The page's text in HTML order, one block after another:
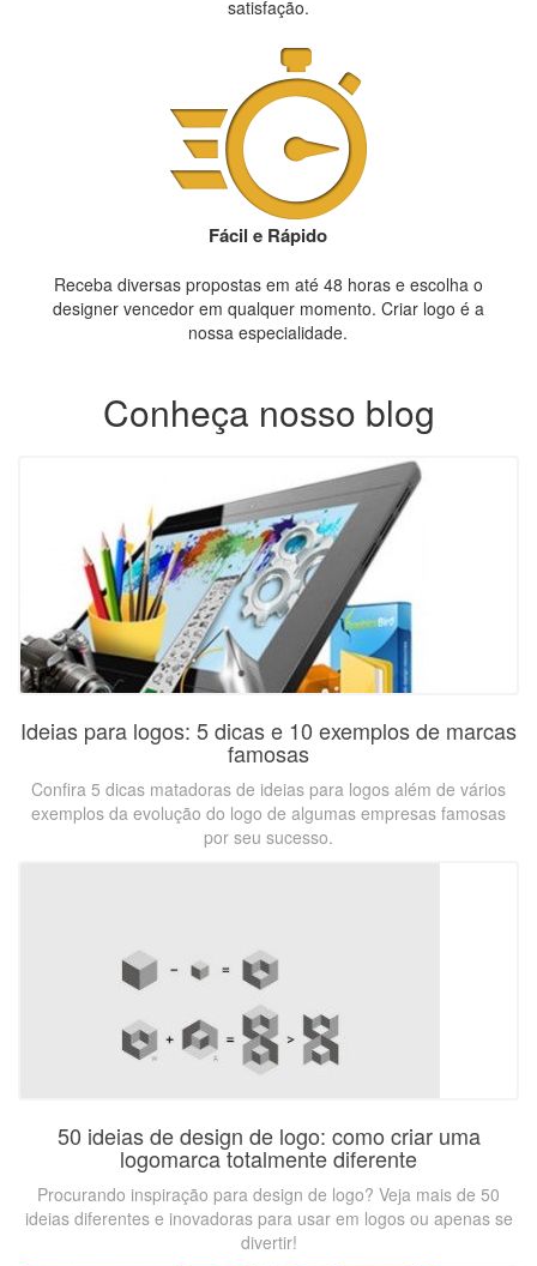
satisfação.
Fácil e Rápido
Receba diversas propostas em até 48 horas e escolha o
designer vencedor em qualquer momento. Criar logo é a
nossa especialidade.
Conheça nosso blog
Ideias para logos: 5 dicas e 10 exemplos de marcas
famosas
Confira 5 dicas matadoras de ideias para logos além de vários
exemplos da evolução do logo de algumas empresas famosas
por seu sucesso.
50 ideias de design de logo: como criar uma
logomarca totalmente diferente
Procurando inspiração para design de logo? Veja mais de 50
ideias diferentes e inovadoras para usar em logos ou apenas se
divertir!